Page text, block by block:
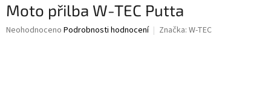
Moto přilba W-TEC Putta
Průměrné
Neohodnoceno Podrobnosti hodnocení Značka: W-TEC